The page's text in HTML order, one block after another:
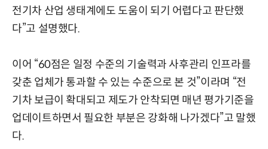
전기차 산업 생태계에도 도움이 되기 어렵다고 판단했
다”고 설명했다.
이어 “60점은 일정 수준의 기술력과 사후관리 인프라를
갖춘 업체가 통과할 수 있는 수준으로 본 것”이라며 “전
기차 보급이 확대되고 제도가 안착되면 매년 평가기준을
업데이트하면서 필요한 부분은 강화해 나가겠다”고 말했
다.